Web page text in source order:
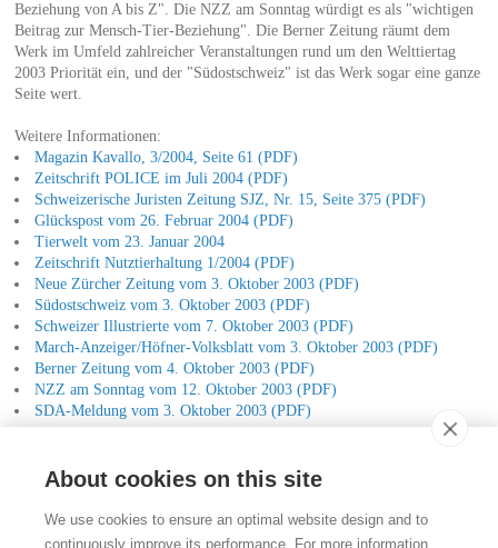
Beziehung von A bis Z". Die NZZ am Sonntag würdigt es als "wichtigen
Beitrag zur Mensch-Tier-Beziehung". Die Berner Zeitung räumt dem
Werk im Umfeld zahlreicher Veranstaltungen rund um den Welttiertag
2003 Priorität ein, und der "Südostschweiz" ist das Werk sogar eine ganze
Seite wert.
Weitere Informationen:
Magazin Kavallo, 3/2004, Seite 61 (PDF)
Zeitschrift POLICE im Juli 2004 (PDF)
Schweizerische Juristen Zeitung SJZ, Nr. 15, Seite 375 (PDF)
Glückspost vom 26. Februar 2004 (PDF)
Tierwelt vom 23. Januar 2004
Zeitschrift Nutztierhaltung 1/2004 (PDF)
Neue Zürcher Zeitung vom 3. Oktober 2003 (PDF)
Südostschweiz vom 3. Oktober 2003 (PDF)
Schweizer Illustrierte vom 7. Oktober 2003 (PDF)
March-Anzeiger/Höfner-Volksblatt vom 3. Oktober 2003 (PDF)
Berner Zeitung vom 4. Oktober 2003 (PDF)
NZZ am Sonntag vom 12. Oktober 2003 (PDF)
SDA-Meldung vom 3. Oktober 2003 (PDF)
Stiftung für das Tier im Recht (TIR)
About cookies on this site
We use cookies to ensure an optimal website design and to
continuously improve its performance. For more information